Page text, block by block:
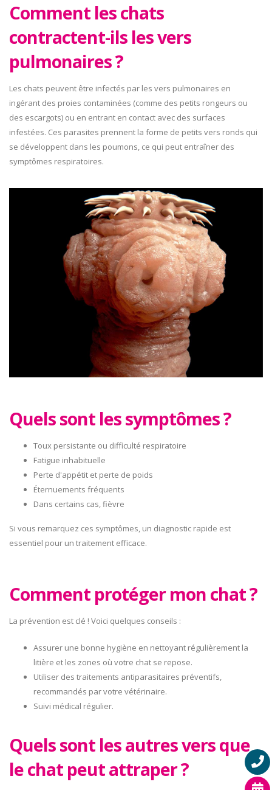
Comment les chats
contractent-ils les vers
pulmonaires ?
Les chats peuvent être infectés par les vers pulmonaires en
ingérant des proies contaminées (comme des petits rongeurs ou
des escargots) ou en entrant en contact avec des surfaces
infestées. Ces parasites prennent la forme de petits vers ronds qui
se développent dans les poumons, ce qui peut entraîner des
symptômes respiratoires.
Quels sont les symptômes ?
Toux persistante ou difficulté respiratoire
Fatigue inhabituelle
Perte d'appétit et perte de poids
Éternuements fréquents
Dans certains cas, fièvre
Si vous remarquez ces symptômes, un diagnostic rapide est
essentiel pour un traitement efficace.
Comment protéger mon chat ?
La prévention est clé ! Voici quelques conseils :
Assurer une bonne hygiène en nettoyant régulièrement la
litière et les zones où votre chat se repose.
Utiliser des traitements antiparasitaires préventifs,
recommandés par votre vétérinaire.
Suivi médical régulier.
Quels sont les autres vers que
le chat peut attraper ?